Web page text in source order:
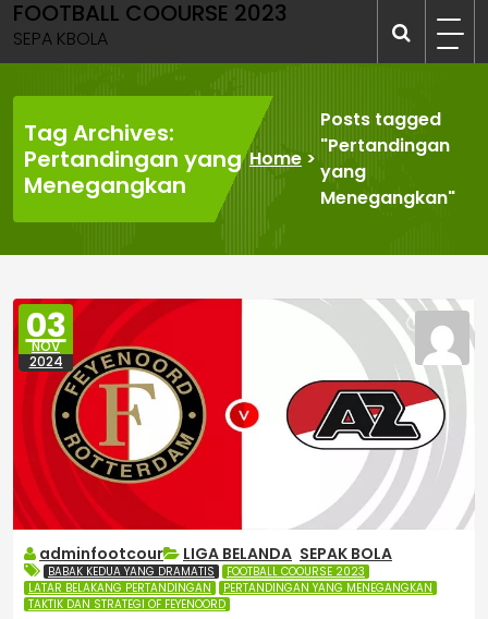
Skip
to
content
FOOTBALL COOURSE 2023
SEPA KBOLA
Tag Archives:
Pertandingan yang
Menegangkan
Home>
Posts tagged
"Pertandingan
yang
Menegangkan"
03
NOV
2024
adminfootcour LIGA BELANDA SEPAK BOLA
BABAK KEDUA YANG DRAMATIS
FOOTBALL COOURSE 2023
LATAR BELAKANG PERTANDINGAN
PERTANDINGAN YANG MENEGANGKAN
TAKTIK DAN STRATEGI OF FEYENOORD